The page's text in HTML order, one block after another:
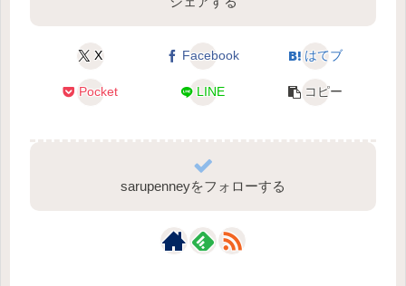
X Facebook はてブ
Pocket LINE コピー
sarupenneyをフォローする